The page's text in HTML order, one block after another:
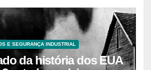
E SEGURANÇA INDUSTRIAL
da história dos EUA